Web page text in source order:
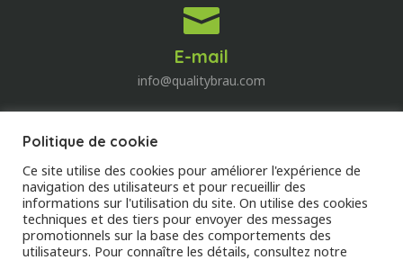

E-mail
info@qualitybrau.com
Quality Wine
Découvrez le monde du vin!
DECOUVREZ
Politique de cookie
Ce site utilise des cookies pour améliorer l'expérience de
navigation des utilisateurs et pour recueillir des
informations sur l'utilisation du site. On utilise des cookies
techniques et des tiers pour envoyer des messages
promotionnels sur la base des comportements des
utilisateurs. Pour connaître les détails, consultez notre